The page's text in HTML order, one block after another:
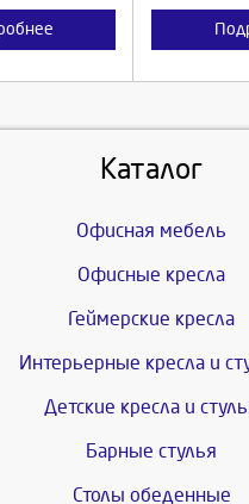
Каталог
Офисная мебель
Офисные кресла
Геймерские кресла
Интерьерные кресла и
Детские кресла и
Барные стулья
Столы обеденные